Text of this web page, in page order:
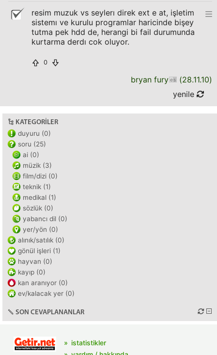
resim muzuk vs seylerı direk ext e at, işletim
sistemı ve kurulu programlar haricinde bişey
tutma pek hdd de, herangi bi fail durumunda
kurtarma derdı cok oluyor.
0
bryan fury (28.11.10)
yenile
KATEGORILER
duyuru (0)
soru (25)
ai (0)
müzik (3)
film/dizi (0)
teknik (1)
medikal (1)
sözlük (0)
yabancı dil (0)
yer/yön (0)
alınık/satılık (0)
gönül işleri (1)
hayvan (0)
kayıp (0)
kan aranıyor (0)
ev/kalacak yer (0)
SON CEVAPLANANLAR
istatistikler